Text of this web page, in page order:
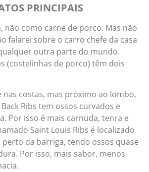
PRINCIPAIS
não como carne de porco. Mas não
falarei sobre o carro chefe da casa
outra parte do mundo.
(costelinhas de porco) têm dois
nas costas, mas próximo ao lombo,
Ribs tem ossos curvados e
Por isso é mais carnuda, tenra e
Saint Louis Ribs é localizado
da barriga, tendo ossos quase
Por isso, mais sabor, menos